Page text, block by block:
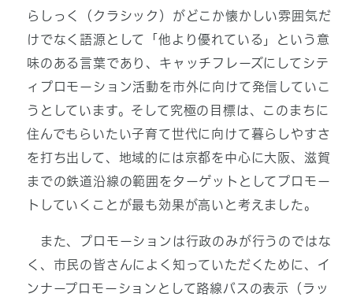
らしっく（クラシック）がどこか懐かしい雰囲気だ
けでなく語源として「他より優れている」という意
味のある言葉であり、キャッチフレーズにしてシテ
ィプロモーション活動を市外に向けて発信していこ
うとしています。そして究極の目標は、このまちに
住んでもらいたい子育て世代に向けて暮らしやすさ
を打ち出して、地域的には京都を中心に大阪、滋賀
までの鉄道沿線の範囲をターゲットとしてプロモー
トしていくことが最も効果が高いと考えました。
また、プロモーションは行政のみが行うのではな
く、市民の皆さんによく知っていただくために、イ
ンナープロモーションとして路線バスの表示（ラッ